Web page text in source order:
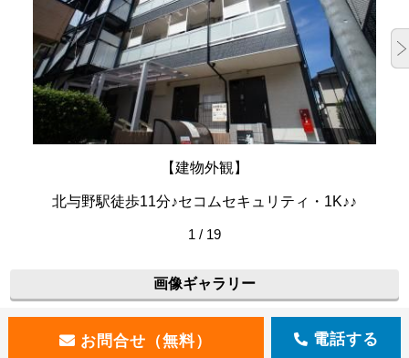
【建物外観】
北与野駅徒歩11分♪セコムセキュリティ・1K♪♪
1 / 19
画像ギャラリー
電話する